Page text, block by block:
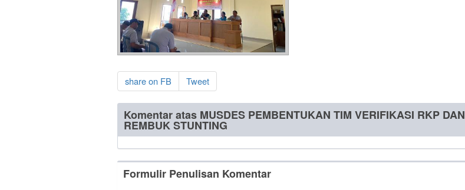
share on FB Tweet
Komentar atas MUSDES PEMBENTUKAN TIM VERIFIKASI RKP DAN
REMBUK STUNTING
Formulir Penulisan Komentar